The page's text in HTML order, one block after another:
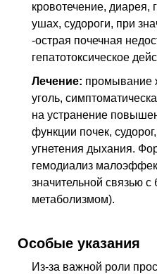
кровотечение, диарея,
ушах, судороги, при
-острая почечная
гепатотоксическое
Лечение: промывание
уголь,
на устранение
функции почек,
угнетения дыхания.
гемодиализ
значительной связью
метаболизмом).
Особые указания
Из-за важной роли